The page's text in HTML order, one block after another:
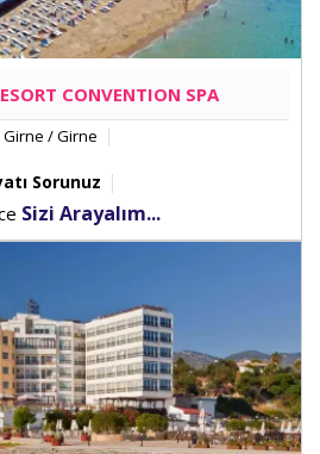
CONVENTION SPA
Girne / Girne
Sorunuz
Sizi Arayalım...